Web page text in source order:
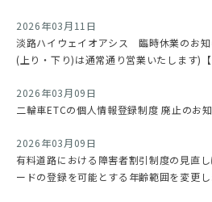
2026年03月11日
淡路ハイウェイオアシス 臨時休業のお
(上り・下り)は通常通り営業いたします)【
2026年03月09日
二輪車ETCの個人情報登録制度 廃止のお
2026年03月09日
有料道路における障害者割引制度の見直
ードの登録を可能とする年齢範囲を変更し